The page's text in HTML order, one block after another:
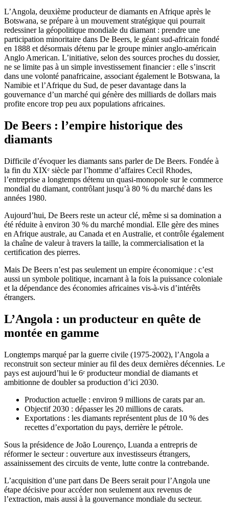
L’Angola, deuxième producteur de diamants en Afrique après le
Botswana, se prépare à un mouvement stratégique qui pourrait
redessiner la géopolitique mondiale du diamant : prendre une
participation minoritaire dans De Beers, le géant sud-africain fondé
en 1888 et désormais détenu par le groupe minier anglo-américain
Anglo American. L’initiative, selon des sources proches du dossier,
ne se limite pas à un simple investissement financier : elle s’inscrit
dans une volonté panafricaine, associant également le Botswana, la
Namibie et l’Afrique du Sud, de peser davantage dans la
gouvernance d’un marché qui génère des milliards de dollars mais
profite encore trop peu aux populations africaines.
De Beers : l’empire historique des
diamants
Difficile d’évoquer les diamants sans parler de De Beers. Fondée à
la fin du XIXᵉ siècle par l’homme d’affaires Cecil Rhodes,
l’entreprise a longtemps détenu un quasi-monopole sur le commerce
mondial du diamant, contrôlant jusqu’à 80 % du marché dans les
années 1980.
Aujourd’hui, De Beers reste un acteur clé, même si sa domination a
été réduite à environ 30 % du marché mondial. Elle gère des mines
en Afrique australe, au Canada et en Australie, et contrôle également
la chaîne de valeur à travers la taille, la commercialisation et la
certification des pierres.
Mais De Beers n’est pas seulement un empire économique : c’est
aussi un symbole politique, incarnant à la fois la puissance coloniale
et la dépendance des économies africaines vis-à-vis d’intérêts
étrangers.
L’Angola : un producteur en quête de
montée en gamme
Longtemps marqué par la guerre civile (1975-2002), l’Angola a
reconstruit son secteur minier au fil des deux dernières décennies. Le
pays est aujourd’hui le 6ᵉ producteur mondial de diamants et
ambitionne de doubler sa production d’ici 2030.
Production actuelle : environ 9 millions de carats par an.
Objectif 2030 : dépasser les 20 millions de carats.
Exportations : les diamants représentent plus de 10 % des
recettes d’exportation du pays, derrière le pétrole.
Sous la présidence de João Lourenço, Luanda a entrepris de
réformer le secteur : ouverture aux investisseurs étrangers,
assainissement des circuits de vente, lutte contre la contrebande.
L’acquisition d’une part dans De Beers serait pour l’Angola une
étape décisive pour accéder non seulement aux revenus de
l’extraction, mais aussi à la gouvernance mondiale du secteur.